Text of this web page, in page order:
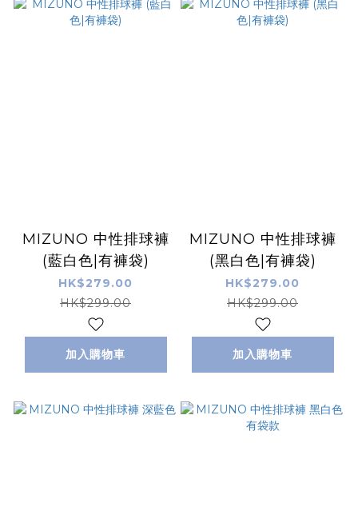
MIZUNO 中性排球褲
(藍白色|有褲袋)
HK$279.00
HK$299.00
加入購物車
MIZUNO 中性排球褲
(黑白色|有褲袋)
HK$279.00
HK$299.00
加入購物車